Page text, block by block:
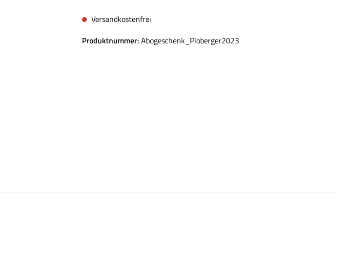
Versandkostenfrei
Produktnummer: Abogeschenk_Ploberger2023